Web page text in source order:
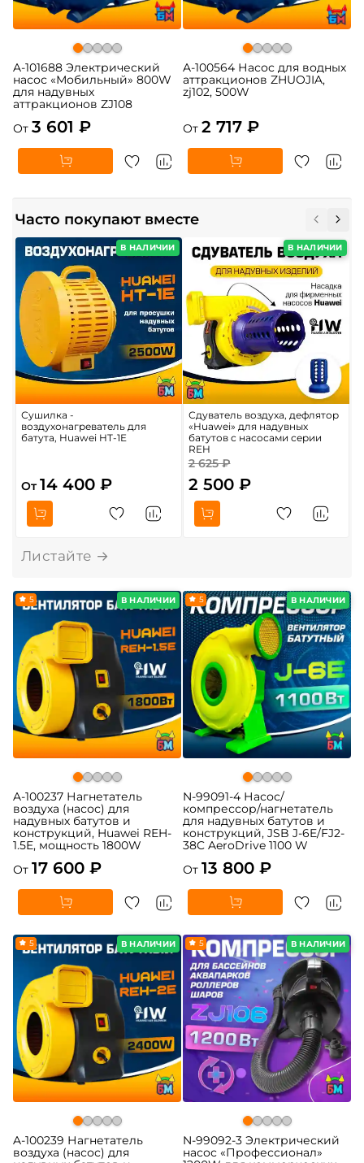
A-101688 Электрический
насос «Мобильный» 800W
для надувных
аттракционов ZJ108
От 3 601 ₽
A-100564 Насос для водных
аттракционов ZHUOJIA,
zj102, 500W
От 2 717 ₽
Часто покупают вместе
В НАЛИЧИИ
Сушилка -
воздухонагреватель для
батута, Huawei HT-1E
От 14 400 ₽
В НАЛИЧИИ
Сдуватель воздуха, дефлятор
«Huawei» для надувных
батутов с насосами серии
REH
2 625 ₽
2 500 ₽
В НАЛИЧИИ
5
A-100237 Нагнетатель
воздуха (насос) для
надувных батутов и
конструкций, Huawei REH-
1.5E, мощность 1800W
От 17 600 ₽
В НАЛИЧИИ
5
N-99091-4 Насос/
компрессор/нагнетатель
для надувных батутов и
конструкций, JSB J-6E/FJ2-
38C AeroDrive 1100 W
От 13 800 ₽
В НАЛИЧИИ
5
A-100239 Нагнетатель
воздуха (насос) для
В НАЛИЧИИ
5
N-99092-3 Электрический
насос «Профессионал»